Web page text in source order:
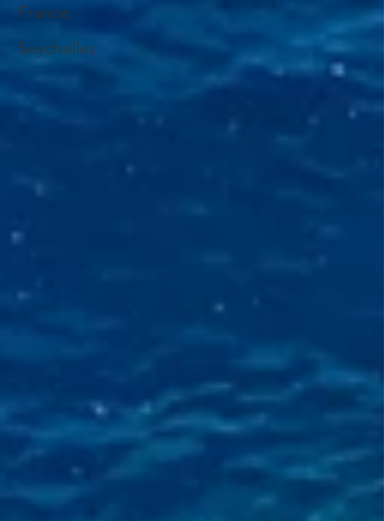
France
Seychelles